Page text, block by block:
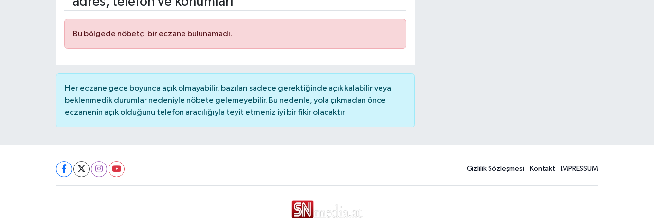
Bu bölgede nöbetçi bir eczane bulunamadı.
Her eczane gece boyunca açık olmayabilir, bazıları sadece gerektiğinde açık kalabilir veya
beklenmedik durumlar nedeniyle nöbete gelemeyebilir. Bu nedenle, yola çıkmadan önce
eczanenin açık olduğunu telefon aracılığıyla teyit etmeniz iyi bir fikir olacaktır.
Gizlilik Sözleşmesi Kontakt IMPRESSUM